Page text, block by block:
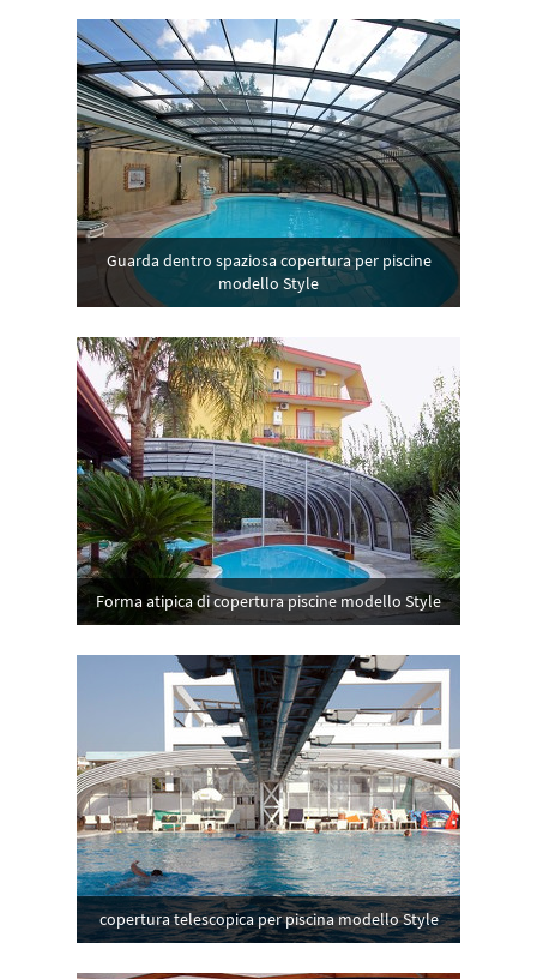
Guarda dentro spaziosa copertura per piscine
modello Style
Forma atipica di copertura piscine modello Style
copertura telescopica per piscina modello Style